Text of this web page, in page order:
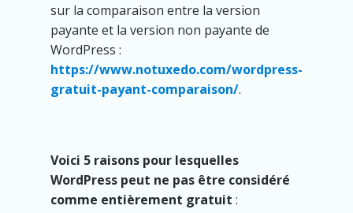
sur la comparaison entre la version
payante et la version non payante de
WordPress :
https://www.notuxedo.com/wordpress-
gratuit-payant-comparaison/.
Voici 5 raisons pour lesquelles
WordPress peut ne pas être considéré
comme entièrement gratuit :